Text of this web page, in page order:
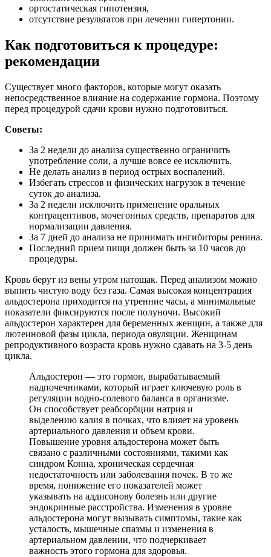
ортостатическая гипотензия,
отсутствие результатов при лечении гипертонии.
Как подготовиться к процедуре:
рекомендации
Существует много факторов, которые могут оказать
непосредственное влияние на содержание гормона. Поэтому
перед процедурой сдачи крови нужно подготовиться.
Советы:
За 2 недели до анализа существенно ограничить
употребление соли, а лучше вовсе ее исключить.
Не делать анализ в период острых воспалений.
Избегать стрессов и физических нагрузок в течение
суток до анализа.
За 2 недели исключить применение оральных
контрацептивов, мочегонных средств, препаратов для
нормализации давления.
За 7 дней до анализа не принимать ингибиторы ренина.
Последний прием пищи должен быть за 10 часов до
процедуры.
Кровь берут из вены утром натощак. Перед анализом можно
выпить чистую воду без газа. Самая высокая концентрация
альдостерона приходится на утренние часы, а минимальные
показатели фиксируются после полуночи. Высокий
альдостерон характерен для беременных женщин, а также для
лютеиновой фазы цикла, периода овуляции. Женщинам
репродуктивного возраста кровь нужно сдавать на 3-5 день
цикла.
Альдостерон — это гормон, вырабатываемый
надпочечниками, который играет ключевую роль в
регуляции водно-солевого баланса в организме.
Он способствует реабсорбции натрия и
выделению калия в почках, что влияет на уровень
артериального давления и объем крови.
Повышение уровня альдостерона может быть
связано с различными состояниями, такими как
синдром Конна, хроническая сердечная
недостаточность или заболевания почек. В то же
время, понижение его показателей может
указывать на аддисонову болезнь или другие
эндокринные расстройства. Изменения в уровне
альдостерона могут вызывать симптомы, такие как
усталость, мышечные спазмы и изменения в
артериальном давлении, что подчеркивает
важность этого гормона для здоровья.